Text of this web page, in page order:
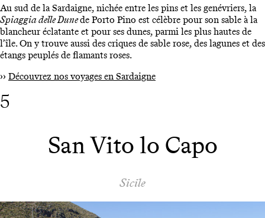
Au sud de la Sardaigne, nichée entre les pins et les genévriers, la
Spiaggia delle Dunede Porto Pino est célèbre pour son sable à la
blancheur éclatante et pour ses dunes, parmi les plus hautes de
l’île. On y trouve aussi des criques de sable rose, des lagunes et des
étangs peuplés de flamants roses.
›› Découvrez nos voyages en Sardaigne
5
San Vito lo Capo
Sicile